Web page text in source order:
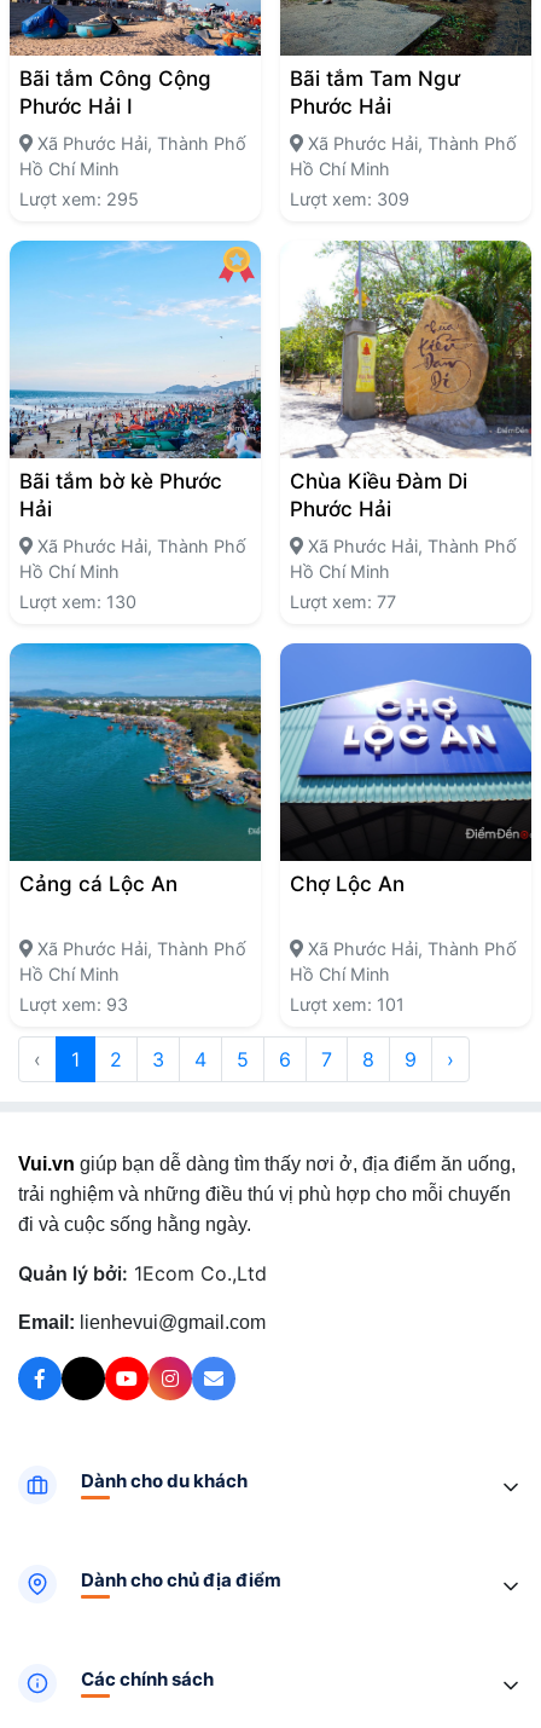
Bãi tắm Công Cộng
Phước Hải I
Xã Phước Hải, Thành Phố
Hồ Chí Minh
Lượt xem: 295
Bãi tắm Tam Ngư
Phước Hải
Xã Phước Hải, Thành Phố
Hồ Chí Minh
Lượt xem: 309
Bãi tắm bờ kè Phước
Hải
Xã Phước Hải, Thành Phố
Hồ Chí Minh
Lượt xem: 130
Chùa Kiều Đàm Di
Phước Hải
Xã Phước Hải, Thành Phố
Hồ Chí Minh
Lượt xem: 77
Cảng cá Lộc An
Xã Phước Hải, Thành Phố
Hồ Chí Minh
Lượt xem: 93
Chợ Lộc An
Xã Phước Hải, Thành Phố
Hồ Chí Minh
Lượt xem: 101
‹ 1 2 3 4 5 6 7 8 9 ›
Vui.vn giúp bạn dễ dàng tìm thấy nơi ở, địa điểm ăn uống,
trải nghiệm và những điều thú vị phù hợp cho mỗi chuyến
đi và cuộc sống hằng ngày.
Quản lý bởi: 1Ecom Co.,Ltd
Email: lienhevui@gmail.com
Dành cho du khách
Dành cho chủ địa điểm
Các chính sách